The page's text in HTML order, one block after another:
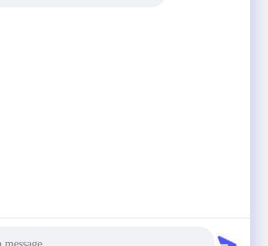
Reserved.